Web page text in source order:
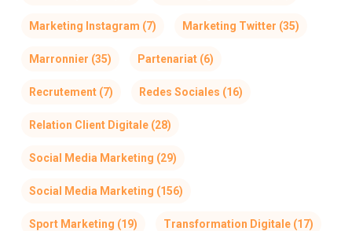
Marketing Instagram (7) Marketing Twitter (35)
Marronnier (35) Partenariat(6)
Recrutement(7) Redes Sociales (16)
Relation Client Digitale(28)
Social Media Marketing (29)
Social Media Marketing (156)
Sport Marketing (19) Transformation Digitale(17)